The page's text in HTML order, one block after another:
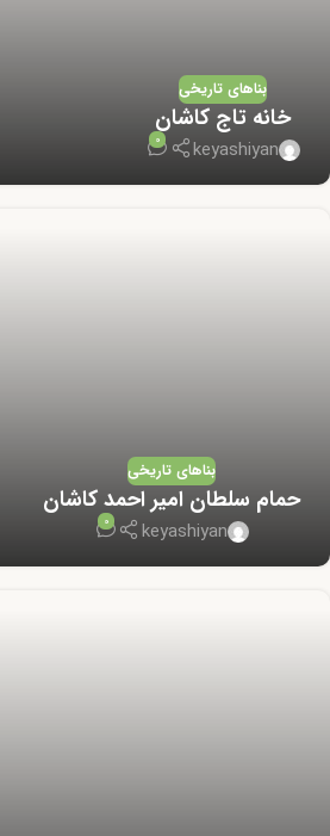
بناهای تاریخی
خانه تاج کاشان
keyashiyan
0
بناهای تاریخی
حمام سلطان امیر احمد کاشان
keyashiyan
0